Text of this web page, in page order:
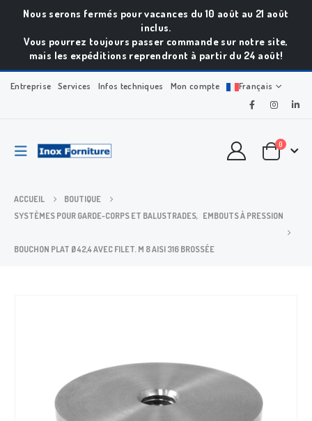
Nous serons fermés pour vacances du 10 août au 21 août
inclus.
Vous pourrez toujours passer commande sur notre site,
mais les expéditions reprendront à partir du 24 août!
Entreprise Services Infos techniques Mon compte Français
0
ACCUEIL
BOUTIQUE
SYSTÈMES POUR GARDE-CORPS ET BALUSTRADES, EMBOUTS À PRESSION
BOUCHON PLAT Ø 42,4 AVEC FILET. M 8 AISI 316 BROSSÉE